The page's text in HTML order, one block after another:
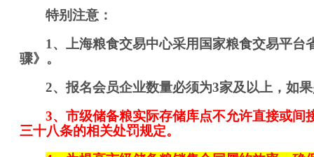
特别注意：
1 、上海粮食交易中心采用国家粮食交易平
骤》 。
2、报名会员企业数量必须为3家及以上，如
3、市级储备粮实际存储库点不允许直接或间
三十八条的相关处罚规定。